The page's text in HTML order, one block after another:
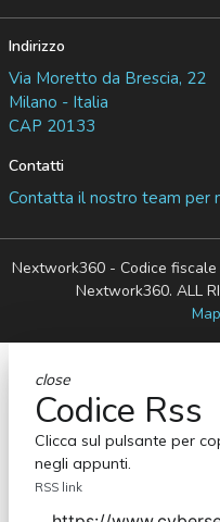
Indirizzo
Via Moretto da Brescia, 22
Milano - Italia
CAP 20133
Contatti
Contatta il nostro team per
Nextwork360 - Codice
Nextwork360. ALL
close
Codice Rss
Clicca sul pulsante per
negli appunti.
RSS link